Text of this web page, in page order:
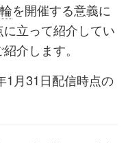
を開催する意義に
立って紹介してい
介します。
1月31日配信時点の